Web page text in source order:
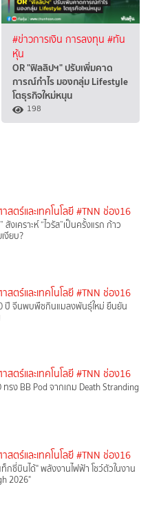
#ข่าวการเงิน การลงทุน #ทัน
หุ้น
OR "ฟิลลิปฯ" ปรับเพิ่มคาด
การณ์กำไร มองกลุ่ม Lifestyle
โตธุรกิจใหม่หนุน
198
สตร์และเทคโนโลยี #TNN ช่อง16
สังเคราะห์ “ไวรัส”เป็นครั้งแรก ก้าว
งียบ?
สตร์และเทคโนโลยี #TNN ช่อง16
ปี จีนพบพืชกินแมลงพันธุ์ใหม่ ยืนยัน
สตร์และเทคโนโลยี #TNN ช่อง16
ทรง BB Pod จากเกม Death Stranding
สตร์และเทคโนโลยี #TNN ช่อง16
กซี่บินได้" พลังงานไฟฟ้า โชว์ตัวในงาน
2026"